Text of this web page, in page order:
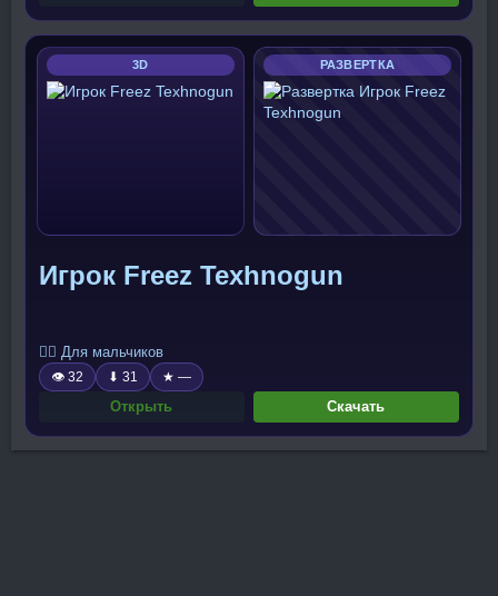
3D РАЗВЕРТКА
Игрок Freez Texhnogun
🧍‍♂️ Для мальчиков
👁 32 ⬇ 31 ★ —
Открыть Скачать